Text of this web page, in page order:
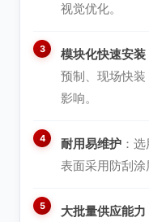
视觉优化。
模块化快速安装
预制、现场快
影响。
耐用易维护 ：
表面采用防刮涂
大批量供应能力